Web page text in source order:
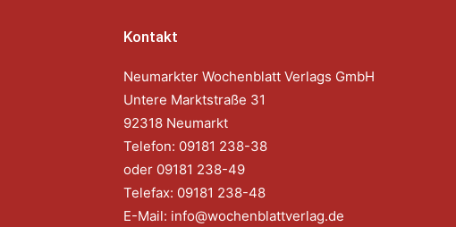
Kontakt
Neumarkter Wochenblatt Verlags GmbH
Untere Marktstraße 31
92318 Neumarkt
Telefon: 09181 238-38
oder 09181 238-49
Telefax: 09181 238-48
E-Mail: info@wochenblattverlag.de